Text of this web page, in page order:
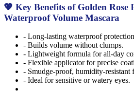
💖 Key Benefits of Golden Rose
Waterproof Volume Mascara
- Long-lasting waterproof
- Builds volume without clumps.
- Lightweight formula for all-day
- Flexible applicator for precise
- Smudge-proof, humidity-resistant
- Ideal for sensitive or watery eyes.